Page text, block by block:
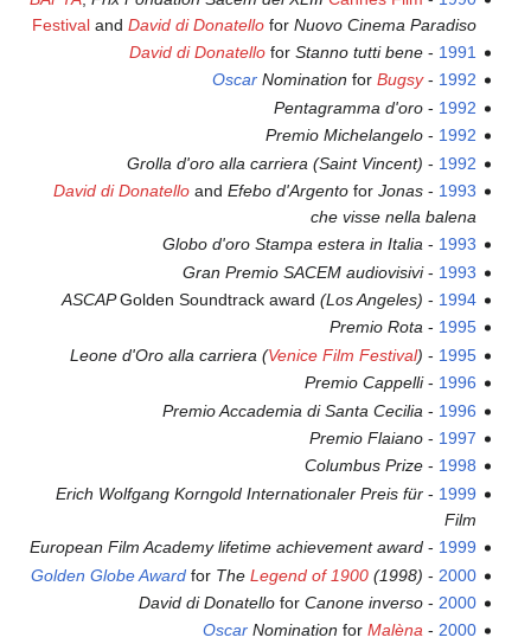
FestivalandDavid di DonatelloforNuovo Cinema Paradiso
1991
-
David di DonatelloforStanno tutti bene
1992
-
OscarNominationforBugsy
1992
-
Pentagramma d'oro
1992
-
Premio Michelangelo
1992
-
Grolla d'oro alla carriera (Saint Vincent)
1993
-
David di DonatelloandEfebo d'ArgentoforJonas
che visse nella balena
1993
-
Globo d'oro Stampa estera in Italia
1993
-
Gran Premio SACEM audiovisivi
1994
-
ASCAPGolden Soundtrack award (Los Angeles)
1995
-
Premio Rota
1995
-
Leone d'Oro alla carriera (Venice Film Festival )
1996
-
Premio Cappelli
1996
-
Premio Accademia di Santa Cecilia
1997
-
Premio Flaiano
1998
-
Columbus Prize
1999
-
Erich Wolfgang Korngold Internationaler Preis für
Film
1999
-
European Film Academy lifetime achievement award
2000
-
Golden Globe AwardforTheLegend of 1900(1998)
2000
-
David di DonatelloforCanone inverso
2000
-
OscarNominationforMalèna